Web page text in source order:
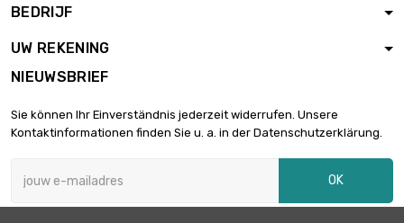
breedte : 30mm
Dikte / sterkte : 2mm
breedte : 30mm
€ 22,53
lengte : 1 Meter
breedte : 30mm
BEDRIJF
UW REKENING
NIEUWSBRIEF
Sie können Ihr Einverständnis jederzeit widerrufen. Unsere
Kontaktinformationen finden Sie u. a. in der Datenschutzerklärung.
OK